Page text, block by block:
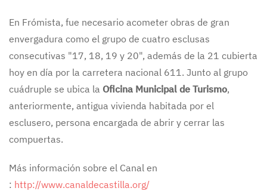
En Frómista, fue necesario acometer obras de gran
envergadura como el grupo de cuatro esclusas
consecutivas "17, 18, 19 y 20", además de la 21 cubierta
hoy en día por la carretera nacional 611. Junto al grupo
cuádruple se ubica la Oficina Municipal de Turismo,
anteriormente, antigua vivienda habitada por el
esclusero, persona encargada de abrir y cerrar las
compuertas.
Más información sobre el Canal en
: http://www.canaldecastilla.org/